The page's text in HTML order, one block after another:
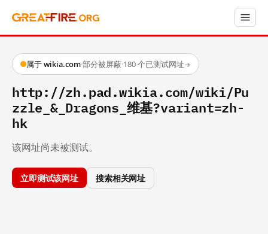
属于 wikia.com·部分被屏蔽·180 个已测试网址→
http://zh.pad.wikia.com/wiki/Pu
zzle_&_Dragons_维基?variant=zh-
hk
该网址尚未被测试。
立即测试该网址 搜索相关网址